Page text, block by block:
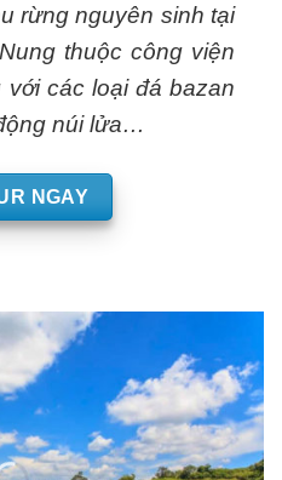
rừng nguyên sinh tại
thuộc công viện
các loại đá bazan
núi lửa…
NGAY